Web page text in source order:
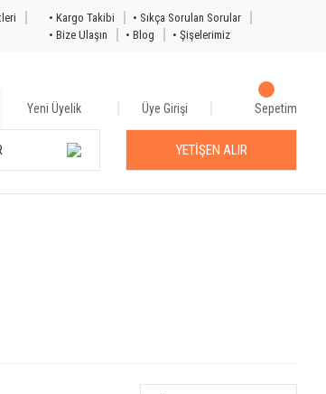
• Kargo Takibi
• Sıkça Sorulan Sorular
• Bize Ulaşın
• Blog
• Şişelerimiz
Yeni Üyelik Üye Girişi Sepetim
YETİŞEN ALIR